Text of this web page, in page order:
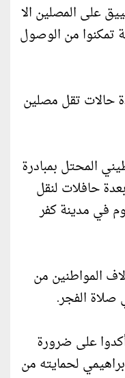
على المصلين الا
تمكنوا من الوصول
حالات تقل مصلين
المحتل بمبادرة
حافلات لنقل
في مدينة كفر
المواطنين من
صلاة الفجر.
على ضرورة
لحمايته من